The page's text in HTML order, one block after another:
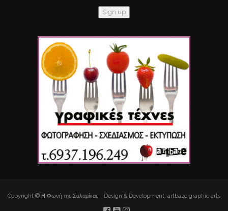
Copyright © Η Φωνή της Σαλαμίνας - Design & Development: artbaze graphic arts